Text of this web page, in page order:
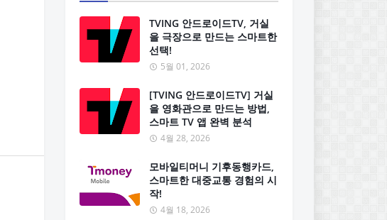
TVING 안드로이드TV, 거실
을 극장으로 만드는 스마트한
선택!
5월 01, 2026
[TVING 안드로이드TV] 거실
을 영화관으로 만드는 방법,
스마트 TV 앱 완벽 분석
4월 28, 2026
모바일티머니 기후동행카드,
스마트한 대중교통 경험의 시
작!
4월 18, 2026